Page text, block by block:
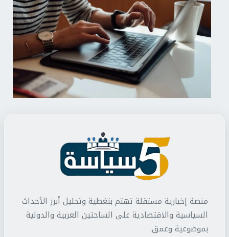
منصة إخبارية مستقلة تهتم بتغطية وتحليل أبرز الأحداث
السياسية والاقتصادية على الساحتين العربية والدولية
بموضوعية وعمق.